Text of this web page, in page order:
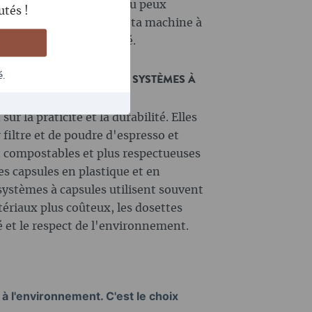
!
Cela signifie que tu peux
marques dans ta machine à
de compatibilité.
LES E.S.E. ET LES SYSTÈMES À
sur la praticité et la durabilité. Elles
filtre et de poudre d'espresso et
et plus respectueuses
capsules en plastique et en
à capsules utilisent souvent
plus coûteux, les dosettes
et le respect de l'environnement.
l'environnement. C'est le choix